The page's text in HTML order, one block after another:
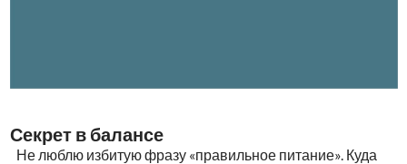
Секрет в балансе
Не люблю избитую фразу «правильное питание». Куда